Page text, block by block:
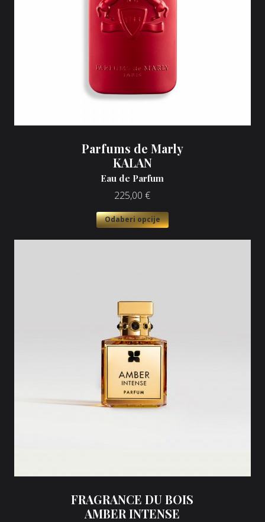
Parfums de Marly
KALAN
Eau de Parfum
225,00 €
Odaberi opcije
FRAGRANCE DU BOIS
AMBER INTENSE